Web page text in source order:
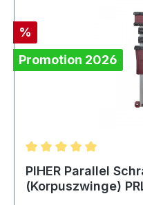
Bauweise für
AufbewahrungIdeal
Metallbau,
Technische
cmAusladung: 5,6
cmGewicht: 0,71
Rabatt
%
Promotion 2026
Durchschnittliche
PIHER Parallel
(Korpuszwinge)